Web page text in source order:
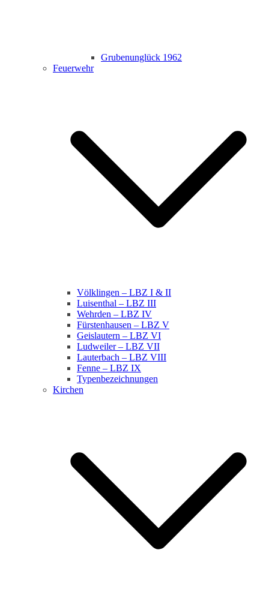
Grubenunglück 1962
Feuerwehr
Völklingen – LBZ I & II
Luisenthal – LBZ III
Wehrden – LBZ IV
Fürstenhausen – LBZ V
Geislautern – LBZ VI
Ludweiler – LBZ VII
Lauterbach – LBZ VIII
Fenne – LBZ IX
Typenbezeichnungen
Kirchen